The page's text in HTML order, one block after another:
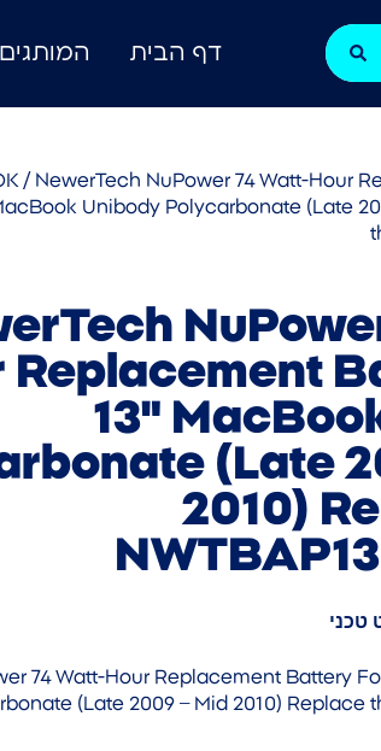
דף הבית
/ NewerTech NuPower 74 Watt-Hour
Unibody Polycarbonate (Late
Replacement
13"
(Late
2010)
טכני
74 Watt-Hour Replacement Battery
(Late 2009 – Mid 2010) Replace